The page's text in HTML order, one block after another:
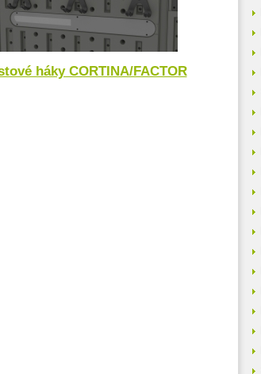
háky CORTINA/FACTOR